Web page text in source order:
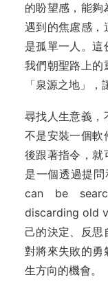
的盼望感，能
遇到的焦慮感，
是孤單一人。這
我們朝聖路上的
「泉源之地」，
尋找人生意義，
不是安裝一個軟
後跟著指令，就
是一個透過提
can be
discarding old
己的決定、反思
對將來失敗的勇
生方向的機會。